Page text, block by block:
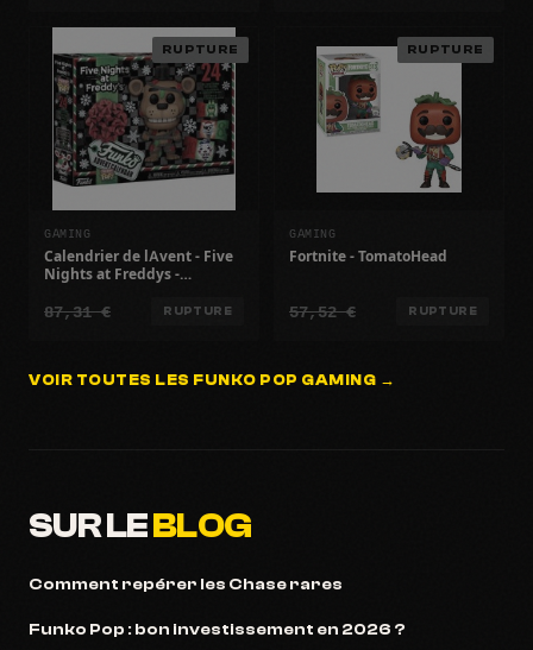
RUPTURE
GAMING
Calendrier de lAvent - Five
Nights at Freddys -
2023
87,31 € RUPTURE
RUPTURE
GAMING
Fortnite - TomatoHead
57,52 € RUPTURE
VOIR TOUTES LES FUNKO POP GAMING →
SUR LEBLOG
Comment repérer les Chase rares
Funko Pop : bon investissement en 2026 ?